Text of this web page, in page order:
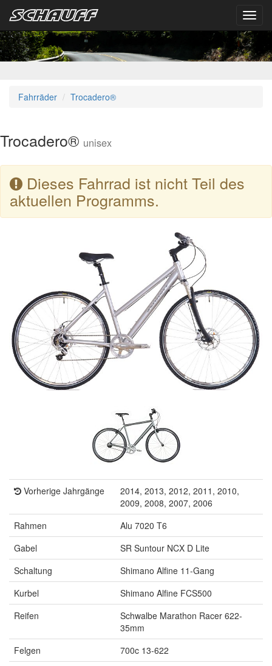
Fahrräder Trocadero®
Trocadero® unisex
Dieses Fahrrad ist nicht Teil des
aktuellen Programms.
Vorherige Jahrgänge
2014, 2013, 2012, 2011, 2010,
2009, 2008, 2007, 2006
Rahmen
Alu 7020 T6
Gabel
SR Suntour NCX D Lite
Schaltung
Shimano Alfine 11-Gang
Kurbel
Shimano Alfine FCS500
Reifen
Schwalbe Marathon Racer 622-
35mm
Felgen
700c 13-622